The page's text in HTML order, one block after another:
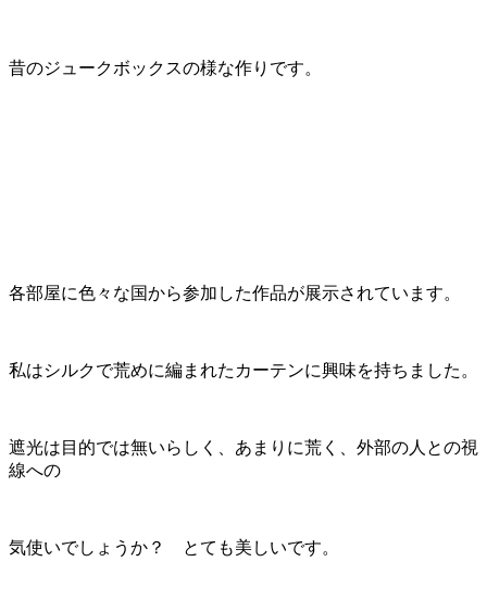
昔のジュークボックスの様な作りです。
各部屋に色々な国から参加した作品が展示されています。
私はシルクで荒めに編まれたカーテンに興味を持ちました。
遮光は目的では無いらしく、あまりに荒く、外部の人との視
線への
気使いでしょうか？ とても美しいです。